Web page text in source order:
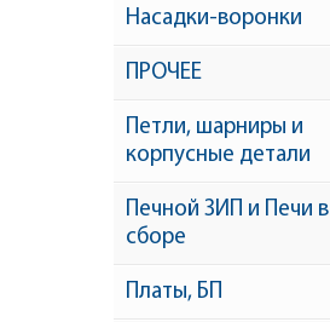
Насадки-воронки
ПРОЧЕЕ
Петли, шарниры и
корпусные детали
Печной ЗИП и Печи в
сборе
Платы, БП